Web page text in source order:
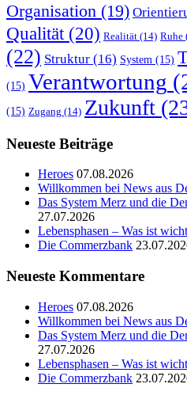
Organisation (19)
Qualität (20) Realität (14) Ruhe
(22) Struktur (16) System (15)
(15) Verantwortung
(15) Zugang (14) Zukunft
Neueste Beiträge
Heroes 07.08.2026
Willkommen bei News aus
Das System Merz und die
27.07.2026
Lebensphasen – Was ist
Die Commerzbank
Neueste Kommentare
Heroes 07.08.2026
Willkommen bei News aus
Das System Merz und die
27.07.2026
Lebensphasen – Was ist
Die Commerzbank